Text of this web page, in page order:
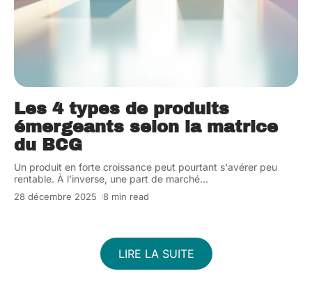
Les 4 types de produits
émergeants selon la matrice
du BCG
Un produit en forte croissance peut pourtant s'avérer peu
rentable. À l'inverse, une part de marché…
28 décembre 2025 8 min read
LIRE LA SUITE